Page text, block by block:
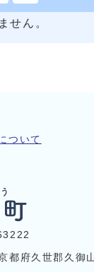
せん。
ついて
府久世郡久御